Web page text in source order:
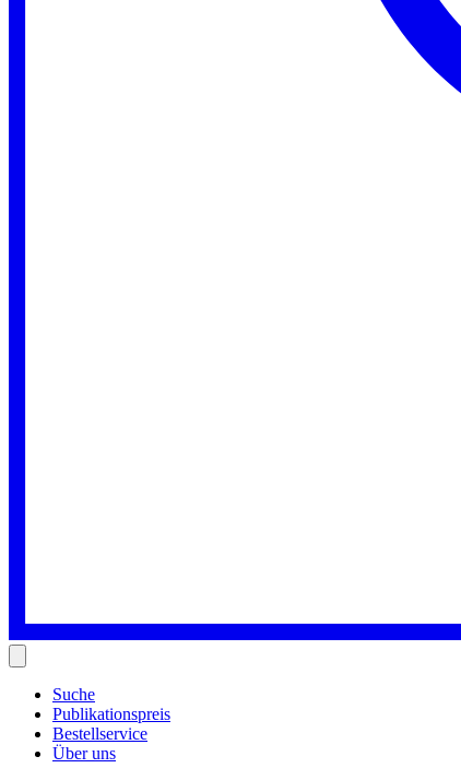
Suche
Publikationspreis
Bestellservice
Über uns